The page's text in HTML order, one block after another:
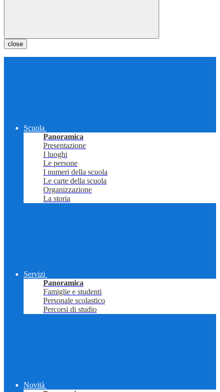
close
Scuola
Panoramica
Presentazione
I luoghi
Le persone
I numeri della scuola
Le carte della scuola
Organizzazione
La storia
Servizi
Panoramica
Famiglie e studenti
Personale scolastico
Percorsi di studio
Novità